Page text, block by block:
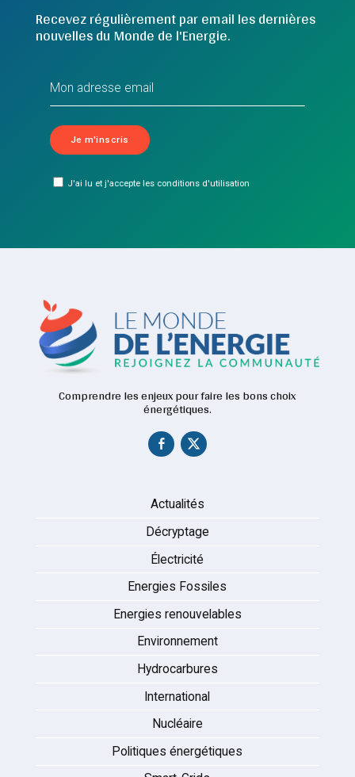
Recevez régulièrement par email les dernières
nouvelles du Monde de l'Energie.
J'ai lu et j'accepte les conditions d'utilisation
Comprendre les enjeux pour faire les bons choix
énergétiques.
Actualités
Décryptage
Électricité
Energies Fossiles
Energies renouvelables
Environnement
Hydrocarbures
International
Nucléaire
Politiques énergétiques